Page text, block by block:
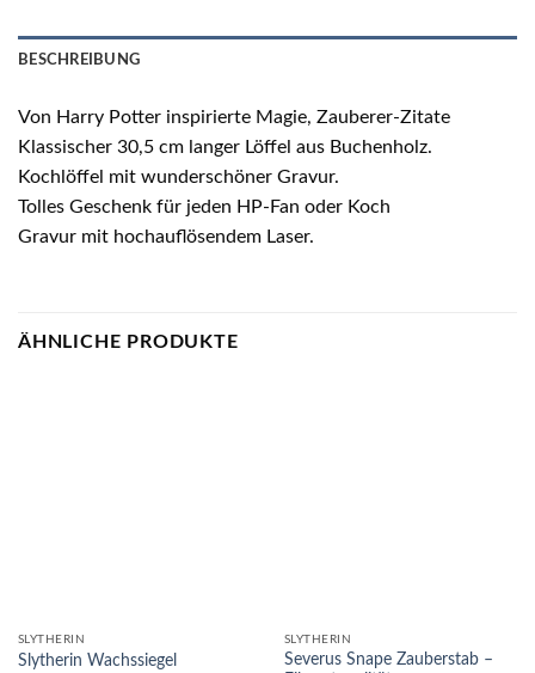
BESCHREIBUNG
Von Harry Potter inspirierte Magie, Zauberer-Zitate
Klassischer 30,5 cm langer Löffel aus Buchenholz.
Kochlöffel mit wunderschöner Gravur.
Tolles Geschenk für jeden HP-Fan oder Koch
Gravur mit hochauflösendem Laser.
ÄHNLICHE PRODUKTE
SLYTHERIN
Slytherin Wachssiegel
SLYTHERIN
Severus Snape Zauberstab –